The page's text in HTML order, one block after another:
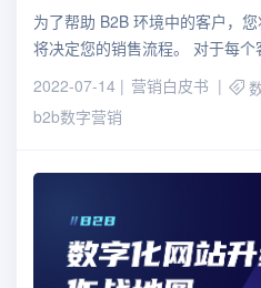
为了帮助 B2B 环境中的客户，
将决定您的销售流程。 对于每
2022-07-14 营销白皮书
b2b数字营销